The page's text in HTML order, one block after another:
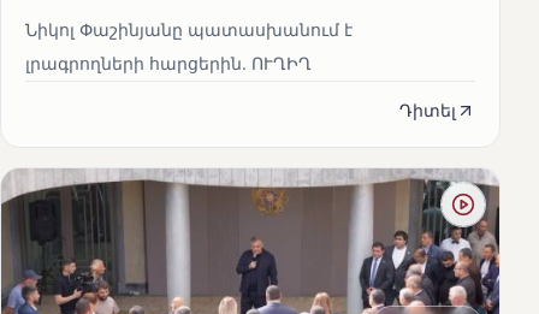
Նիկոլ Փաշինյանը պատասխանում է
լրագրողների հարցերին․ ՈՒՂԻՂ
Դիտել